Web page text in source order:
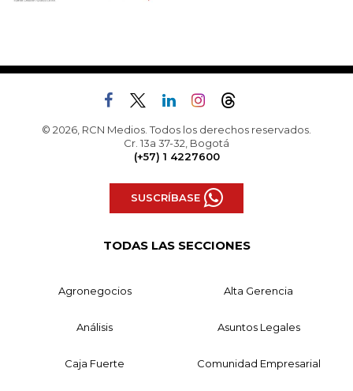
© 2026, RCN Medios. Todos los derechos reservados.
Cr. 13a 37-32, Bogotá
(+57) 1 4227600
SUSCRÍBASE
TODAS LAS SECCIONES
Agronegocios Alta Gerencia
Análisis Asuntos Legales
Caja Fuerte Comunidad Empresarial